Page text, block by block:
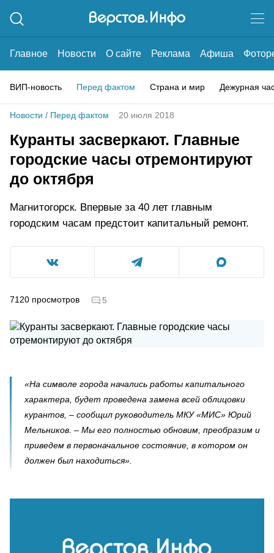
Главное Новости О сайте Реклама Афиша
ВИП-новость Перед фактом Страна и мир Дежурная
Новости / Перед фактом 20 июля 2018
Куранты засверкают. Главные
городские часы отремонтируют
до октября
Магнитогорск. Впервые за 40 лет главным
городским часам предстоит капитальный ремонт.
7120 просмотров 5
«На символе города начались работы капитального
характера, будет проведена замена всей облицовки
курантов, – сообщил руководитель МКУ «МИС» Юрий
Мельников. – Мы его полностью обновим, преобразим и
приведем в первоначальное состояние, в котором он
должен был находиться».